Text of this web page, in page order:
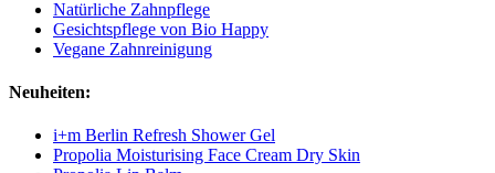
Natürliche Zahnpflege
Gesichtspflege von Bio Happy
Vegane Zahnreinigung
Neuheiten:
i+m Berlin Refresh Shower Gel
Propolia Moisturising Face Cream Dry Skin